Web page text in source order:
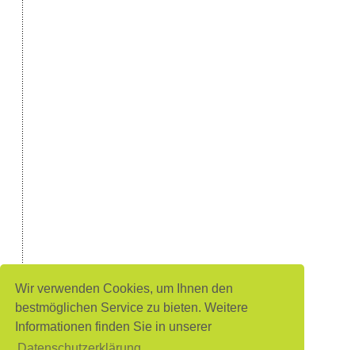
Wir verwenden Cookies, um Ihnen den
bestmöglichen Service zu bieten. Weitere
Informationen finden Sie in unserer